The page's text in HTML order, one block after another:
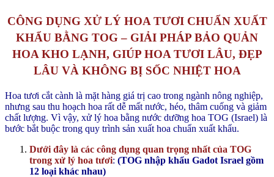
CÔNG DỤNG XỬ LÝ HOA TƯƠI CHUẨN XUẤT
KHẨU BẰNG TOG – GIẢI PHÁP BẢO QUẢN
HOA KHO LẠNH, GIÚP HOA TƯƠI LÂU, ĐẸP
LÂU VÀ KHÔNG BỊ SỐC NHIỆT HOA
Hoa tươi cắt cành là mặt hàng giá trị cao trong ngành nông nghiệp,
nhưng sau thu hoạch hoa rất dễ mất nước, héo, thâm cuống và giảm
chất lượng. Vì vậy, xử lý hoa bằng nước dưỡng hoa TOG (Israel) là
bước bắt buộc trong quy trình sản xuất hoa chuẩn xuất khẩu.
Dưới đây là các công dụng quan trọng nhất của TOG
trong xử lý hoa tươi: (TOG nhập khẩu Gadot Israel gồm
12 loại khác nhau)